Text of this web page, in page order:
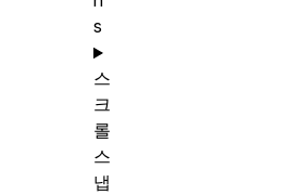
s
스
크
롤
스
냅